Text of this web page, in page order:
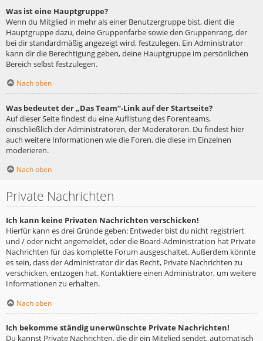
Was ist eine Hauptgruppe?
Wenn du Mitglied in mehr als einer Benutzergruppe bist, dient die
Hauptgruppe dazu, deine Gruppenfarbe sowie den Gruppenrang, der
bei dir standardmäßig angezeigt wird, festzulegen. Ein Administrator
kann dir die Berechtigung geben, deine Hauptgruppe im persönlichen
Bereich selbst festzulegen.
Nach oben
Was bedeutet der „Das Team“-Link auf der Startseite?
Auf dieser Seite findest du eine Auflistung des Forenteams,
einschließlich der Administratoren, der Moderatoren. Du findest hier
auch weitere Informationen wie die Foren, die diese im Einzelnen
moderieren.
Nach oben
Private Nachrichten
Ich kann keine Privaten Nachrichten verschicken!
Hierfür kann es drei Gründe geben: Entweder bist du nicht registriert
und / oder nicht angemeldet, oder die Board-Administration hat Private
Nachrichten für das komplette Forum ausgeschaltet. Außerdem könnte
es sein, dass der Administrator dir das Recht, Private Nachrichten zu
verschicken, entzogen hat. Kontaktiere einen Administrator, um weitere
Informationen zu erhalten.
Nach oben
Ich bekomme ständig unerwünschte Private Nachrichten!
Du kannst Private Nachrichten, die dir ein Mitglied sendet, automatisch